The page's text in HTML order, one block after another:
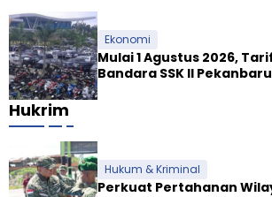
Ekonomi
Mulai 1 Agustus 2026,
Bandara SSK II
Hukrim
Hukum & Kriminal
Perkuat Pertahanan